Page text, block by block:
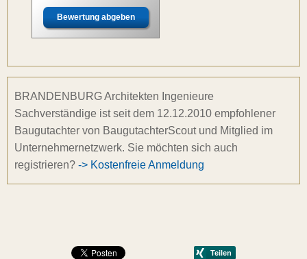
Bewertung abgeben
BRANDENBURG Architekten Ingenieure
Sachverständige ist seit dem 12.12.2010 empfohlener
Baugutachter von BaugutachterScout und Mitglied im
Unternehmernetzwerk. Sie möchten sich auch
registrieren? -> Kostenfreie Anmeldung